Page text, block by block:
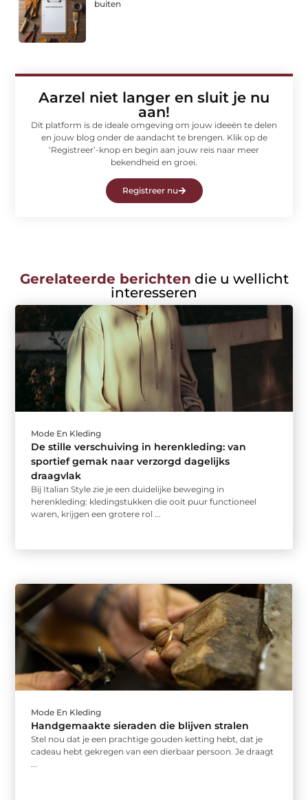
buiten
Aarzel niet langer en sluit je nu
aan!
Dit platform is de ideale omgeving om jouw ideeën te delen
en jouw blog onder de aandacht te brengen. Klik op de
‘Registreer’-knop en begin aan jouw reis naar meer
bekendheid en groei.
Registreer nu
Gerelateerde berichten die u wellicht
interesseren
Mode En Kleding
De stille verschuiving in herenkleding: van
sportief gemak naar verzorgd dagelijks
draagvlak
Bij Italian Style zie je een duidelijke beweging in
herenkleding: kledingstukken die ooit puur functioneel
waren, krijgen een grotere rol ...
Mode En Kleding
Handgemaakte sieraden die blijven stralen
Stel nou dat je een prachtige gouden ketting hebt, dat je
cadeau hebt gekregen van een dierbaar persoon. Je draagt
...